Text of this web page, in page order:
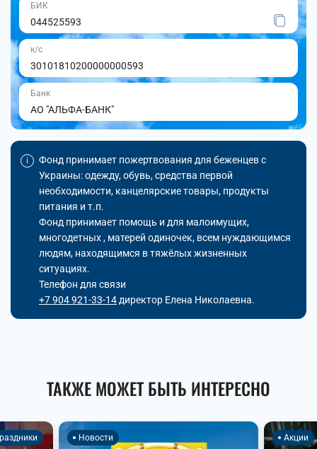
БИК
044525593
к/с
30101810200000000593
Банк
АО "АЛЬФА-БАНК"
Фонд принимает пожертвования для беженцев с
Украины: одежду, обувь, средства первой
необходимости, канцелярские товары, продукты
питания и т.п.
Фонд принимает помощь и для малоимущих,
многодетных , матерей одиночек, всем нуждающимся
людям, находящимся в тяжёлых жизненных
ситуациях.
Телефон для связи
+7 904 921-33-14 директор Елена Николаевна.
ТАКЖЕ МОЖЕТ БЫТЬ ИНТЕРЕСНО
Новости Акции